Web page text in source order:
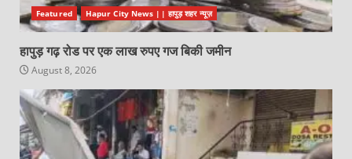
Featured Hapur City News || हापुड़ शहर न्यूज़
हापुड़ गढ़ रोड पर एक लाख रुपए गज बिकी जमीन
August 8, 2026